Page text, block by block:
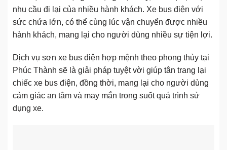
nhu cầu đi lại của nhiều hành khách. Xe bus điện với
sức chứa lớn, có thể cùng lúc vận chuyển được nhiều
hành khách, mang lại cho người dùng nhiều sự tiện lợi.
Dịch vụ sơn xe bus điện hợp mệnh theo phong thủy tại
Phúc Thành sẽ là giải pháp tuyệt vời giúp tân trang lại
chiếc xe bus điện, đồng thời, mang lại cho người dùng
cảm giác an tâm và may mắn trong suốt quá trình sử
dụng xe.